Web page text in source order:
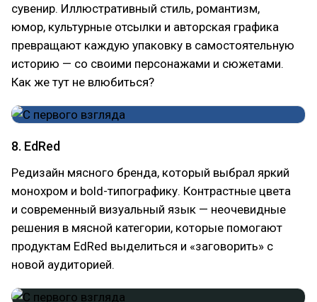
сувенир. Иллюстративный стиль, романтизм,
юмор, культурные отсылки и авторская графика
превращают каждую упаковку в самостоятельную
историю — со своими персонажами и сюжетами.
Как же тут не влюбиться?
8. EdRed
Редизайн мясного бренда, который выбрал яркий
монохром и bold-типографику. Контрастные цвета
и современный визуальный язык — неочевидные
решения в мясной категории, которые помогают
продуктам EdRed выделиться и «заговорить» с
новой аудиторией.